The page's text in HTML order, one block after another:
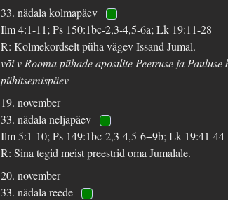
33. nädala kolmapäev
Ilm 4:1-11; Ps 150:1bc-2,3-4,5-6a; Lk 19:11-28
R: Kolmekordselt püha vägev Issand Jumal.
või v Rooma pühade apostlite Peetruse ja Pauluse
pühitsemispäev
19. november
33. nädala neljapäev
Ilm 5:1-10; Ps 149:1bc-2,3-4,5-6+9b; Lk 19:41-44
R: Sina tegid meist preestrid oma Jumalale.
20. november
33. nädala reede